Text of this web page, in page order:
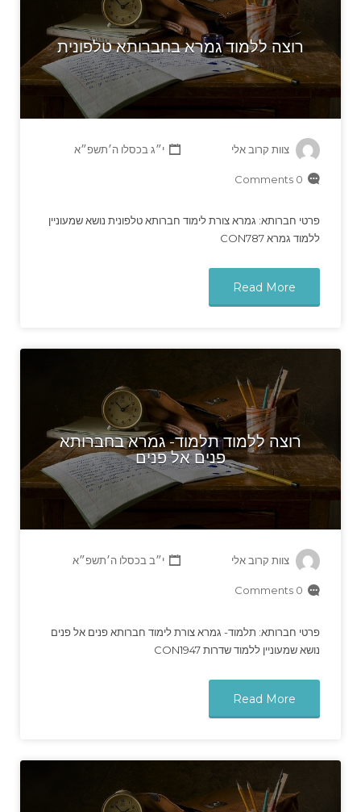
רוצה ללמוד גמרא בחברותא טלפונית
צוות קרוב אלי י״ג בכסלו ה׳תשפ״א
0 Comments
פרטי חברותא: גמרא צורת לימוד חברותא טלפונית נושא שמעוניין
ללמוד גמרא CON787
Read More
רוצה ללמוד תלמוד- גמרא בחברותא
פנים אל פנים
צוות קרוב אלי י״ב בכסלו ה׳תשפ״א
0 Comments
פרטי חברותא: תלמוד- גמרא צורת לימוד חברותא פנים אל פנים
נושא שמעוניין ללמוד שדרות CON1947
Read More